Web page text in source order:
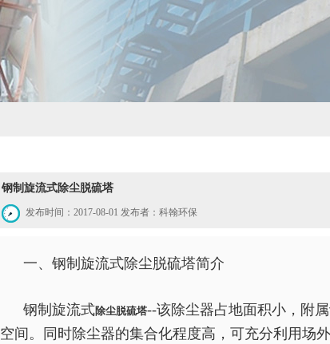
钢制旋流式除尘脱硫塔
发布时间：2017-08-01 发布者：科翰环保
一、钢制旋流式除尘脱硫塔简介
钢制旋流式除尘脱硫塔--该除尘器占地面积小，附
空间。同时除尘器的集合化程度高，可充分利用场